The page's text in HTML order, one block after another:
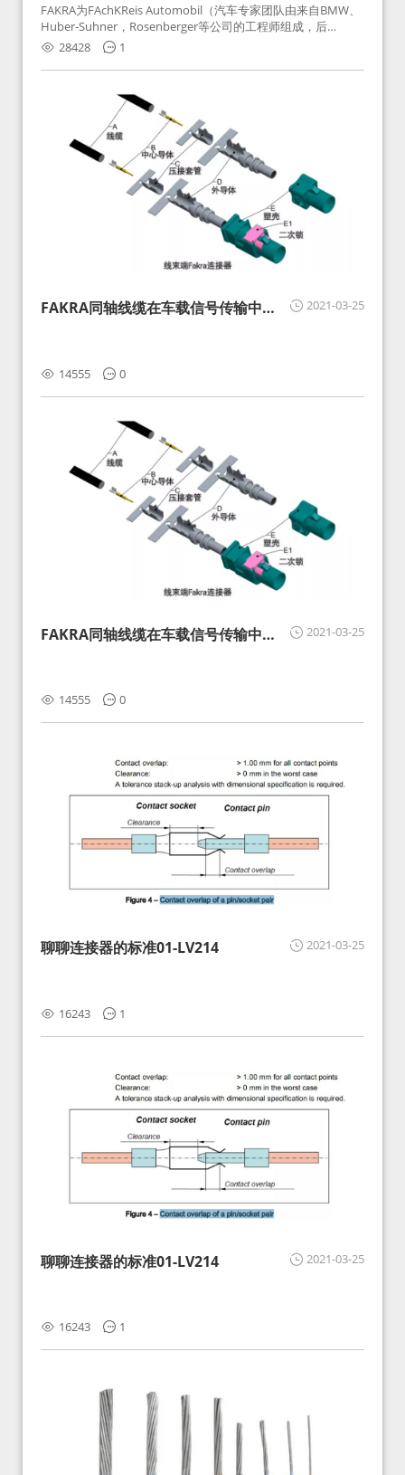
FAKRA为FAchKReis Automobil（汽车专家团队由来自BMW、
Huber-Suhner，Rosenberger等公司的工程师组成，后
Huber-Suhner相关连接器业务及技术在2010年并入
Rosenberger）缩写。起初为BMW需求用于车载收音机天线连
接，如今FAKRA已成为汽车行业通用标准的射频连接器，被业
28428 1
2021-03-25
FAKRA同轴线缆在车载信号传输中的
14555 0
2021-03-25
FAKRA同轴线缆在车载信号传输中的
14555 0
2021-03-25
聊聊连接器的标准01-LV214
16243 1
2021-03-25
聊聊连接器的标准01-LV214
16243 1